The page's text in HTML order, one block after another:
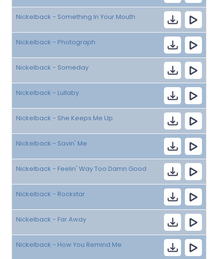
Nickelback - Something In Your Mouth
Nickelback - Photograph
Nickelback - Someday
Nickelback - Lullaby
Nickelback - She Keeps Me Up
Nickelback - Savin' Me
Nickelback - Feelin' Way Too Damn Good
Nickelback - Rockstar
Nickelback - Far Away
Nickelback - How You Remind Me